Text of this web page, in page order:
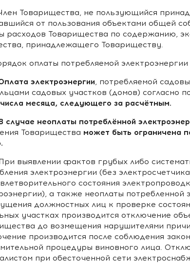
Товарищества, не пользующийся
от пользования объектами общей
расходов Товарищества по содержанию,
принадлежащего Товариществу.
оплаты потребляемой электроэнергии
электроэнергии, потребляемой
садовых участков (домов) согласно
месяца, следующего за расчётным.
случае неоплаты потреблённой
Товарищества может быть ограничена
выявлении фактов грубых либо
электроэнергии (без
состояния
а также неоплаты потребленной
должностных лиц к проверке
участках производится отключение
до возмещения нарушителями
производится после соблюдения
процедуры виновного лица.
при обесточенной сети